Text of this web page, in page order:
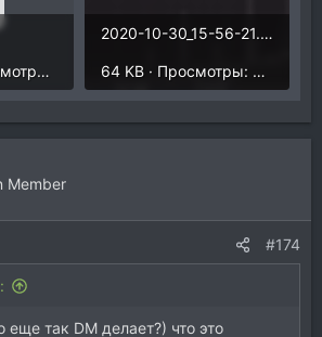
129,6 KB · Просмотры: 2.680
2020-10-30_15-56-21.png
64 KB · Просмотры: 366
Member
#174
еще так DM делает?) что это